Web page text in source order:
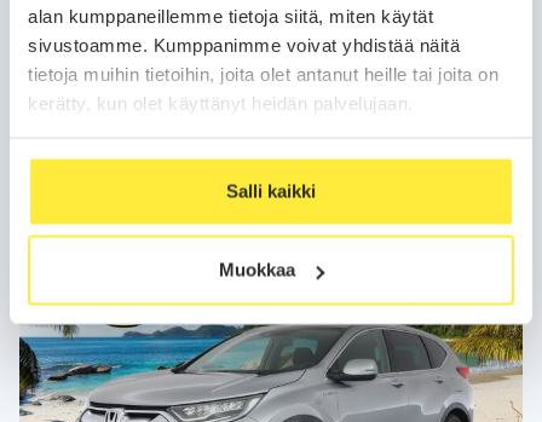
alan kumppaneillemme tietoja siitä, miten käytät
sivustoamme. Kumppanimme voivat yhdistää näitä
tietoja muihin tietoihin, joita olet antanut heille tai joita on
kerätty, kun olet käyttänyt heidän palvelujaan.
Salli kaikki
Muokkaa
Soita
Varaa auto
WhatsApp